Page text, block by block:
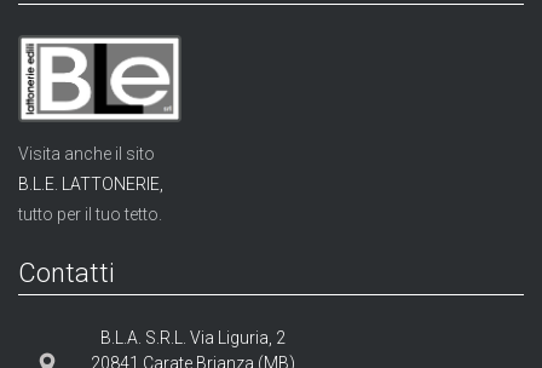
Visita anche il sito
B.L.E. LATTONERIE,
tutto per il tuo tetto.
Contatti
B.L.A. S.R.L. Via Liguria, 2
20841 Carate Brianza (MB)